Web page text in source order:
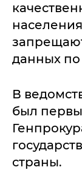
данных по
В
был
страны.